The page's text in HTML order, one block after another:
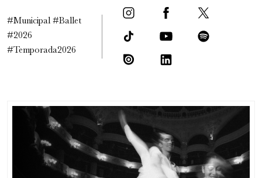
#Municipal #Ballet
#2026
#Temporada2026